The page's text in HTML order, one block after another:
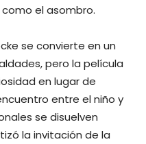
el asombro.
se convierte en un
pero la película
en lugar de
entre el niño y
se disuelven
la invitación de la